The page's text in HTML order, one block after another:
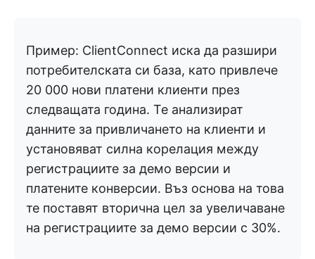
Пример: ClientConnect иска да разшири
потребителската си база, като привлече
20 000 нови платени клиенти през
следващата година. Те анализират
данните за привличането на клиенти и
установяват силна корелация между
регистрациите за демо версии и
платените конверсии. Въз основа на това
те поставят вторична цел за увеличаване
на регистрациите за демо версии с 30%.